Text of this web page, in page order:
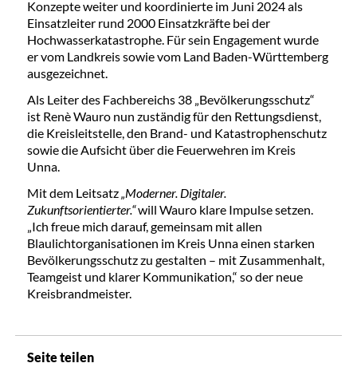
Konzepte weiter und koordinierte im Juni 2024 als
Einsatzleiter rund 2000 Einsatzkräfte bei der
Hochwasserkatastrophe. Für sein Engagement wurde
er vom Landkreis sowie vom Land Baden-Württemberg
ausgezeichnet.
Als Leiter des Fachbereichs 38 „Bevölkerungsschutz“
ist Renè Wauro nun zuständig für den Rettungsdienst,
die Kreisleitstelle, den Brand- und Katastrophenschutz
sowie die Aufsicht über die Feuerwehren im Kreis
Unna.
Mit dem Leitsatz „Moderner. Digitaler.
Zukunftsorientierter.“will Wauro klare Impulse setzen.
„Ich freue mich darauf, gemeinsam mit allen
Blaulichtorganisationen im Kreis Unna einen starken
Bevölkerungsschutz zu gestalten – mit Zusammenhalt,
Teamgeist und klarer Kommunikation,“ so der neue
Kreisbrandmeister.
Seite teilen